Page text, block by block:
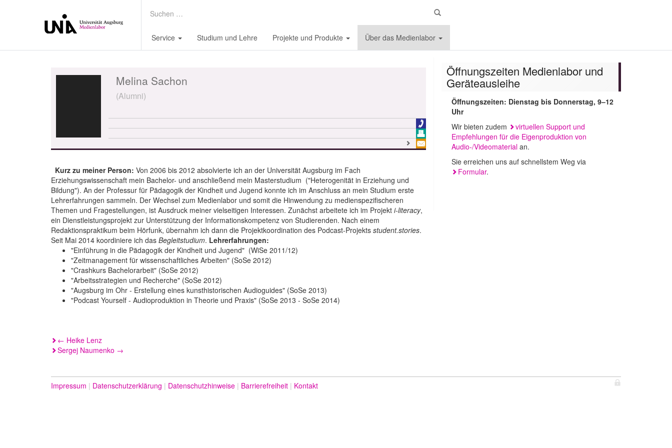
Suchen
Service Studium und Lehre Projekte und Produkte Über das Medienlabor
Melina Sachon
(Alumni)
Kurz zu meiner Person: Von 2006 bis 2012 absolvierte ich an der Universität Augsburg im Fach
Erziehungswissenschaft mein Bachelor- und anschließend mein Masterstudium ("Heterogenität in Erziehung und
Bildung"). An der Professur für Pädagogik der Kindheit und Jugend konnte ich im Anschluss an mein Studium erste
Lehrerfahrungen sammeln. Der Wechsel zum Medienlabor und somit die Hinwendung zu medienspezifischeren
Themen und Fragestellungen, ist Ausdruck meiner vielseitigen Interessen. Zunächst arbeitete ich im Projekt i-literacy,
ein Dienstleistungsprojekt zur Unterstützung der Informationskompetenz von Studierenden. Nach einem
Redaktionspraktikum beim Hörfunk, übernahm ich dann die Projektkoordination des Podcast-Projekts student.stories.
Seit Mai 2014 koordiniere ich das Begleitstudium. Lehrerfahrungen:
"Einführung in die Pädagogik der Kindheit und Jugend" (WiSe 2011/12)
"Zeitmanagement für wissenschaftliches Arbeiten" (SoSe 2012)
"Crashkurs Bachelorarbeit" (SoSe 2012)
"Arbeitsstrategien und Recherche" (SoSe 2012)
"Augsburg im Ohr - Erstellung eines kunsthistorischen Audioguides" (SoSe 2013)
"Podcast Yourself - Audioproduktion in Theorie und Praxis" (SoSe 2013 - SoSe 2014)
Beitragsnavigation
← Heike Lenz
Sergej Naumenko →
Öffnungszeiten Medienlabor und
Geräteausleihe
Öffnungszeiten: Dienstag bis Donnerstag, 9–12
Uhr
Wir bieten zudem
virtuellen Support und
Empfehlungen für die Eigenproduktion von
Audio-/Videomaterial an.
Sie erreichen uns auf schnellstem Weg via
Formular.
Impressum Datenschutzerklärung Datenschutzhinweise Barrierefreiheit Kontakt